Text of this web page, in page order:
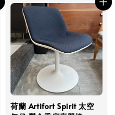
荷蘭 Artifort Spirit 太空